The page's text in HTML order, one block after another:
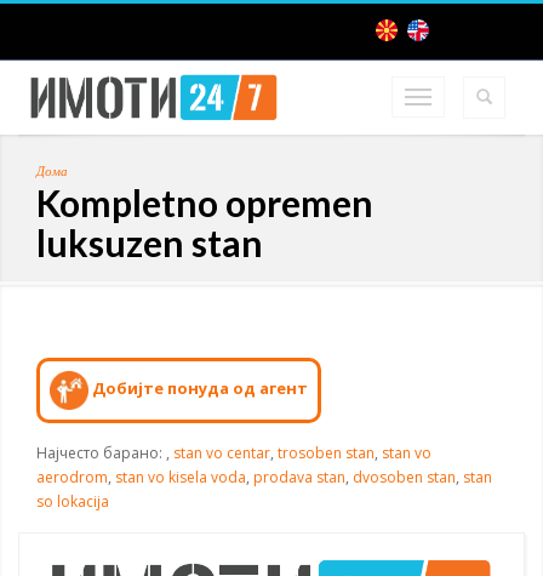
Дома
Kompletno opremen
luksuzen stan
Добијте понуда од агент
Најчесто барано: , stan vo centar, trosoben stan, stan vo
aerodrom, stan vo kisela voda, prodava stan, dvosoben stan, stan
so lokacija